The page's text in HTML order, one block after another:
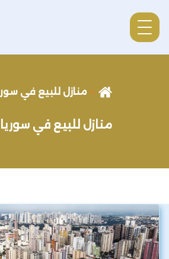
منازل للبيع في
منازل للبيع في